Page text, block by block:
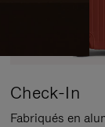
Check-In
Fabriqués en